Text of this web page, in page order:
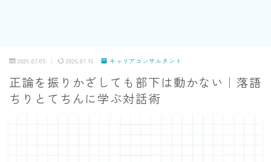
2026.07.05 2026.07.16 キャリアコンサルタント
正論を振りかざしても部下は動かない｜落語
ちりとてちんに学ぶ対話術